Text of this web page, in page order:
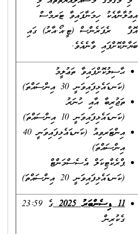
އިޢުލާނާއެކު ހިމަނާފައިވާ ޓަރމްސް
އޮފް ރެފަރެންސް (ޓީ.އޯ.އާރު) ގައި
ބަޔާންކޮށްފައި ވާނެއެވެ.
ޙާސިލުކޮށްފައިވާ ތަޢުލީމު
(ކަނޑައެޅިފައިވަނީ 30 އިންސައްތަ)
ތަޖުރިބާ އާއި ހުނަރު
(ކަނޑައެޅިފައިވަނީ 10 އިންސައްތަ)
އިންޓަރވިއު (ކަނޑައެޅިފައިވަނީ 40
އިންސައްތަ)
ޕްރެކްޓިކަލް އެސެސްމަންޓް
(ކަނޑައެޅިފައިވަނީ 20 އިންސައްތަ)
11 ޑިސެންބަރު 2025
ގެ 23:59
ގެކުރިން